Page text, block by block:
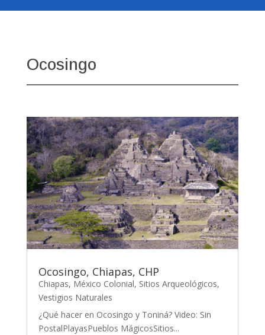
Ocosingo
Ocosingo, Chiapas, CHP
Chiapas, México Colonial, Sitios Arqueológicos,
Vestigios Naturales
¿Qué hacer en Ocosingo y Toniná? Video: Sin
PostalPlayasPueblos MágicosSitios...